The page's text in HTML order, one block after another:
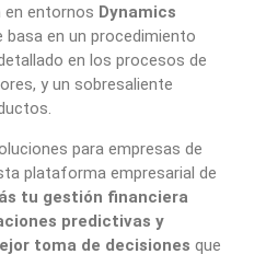
en entornos Dynamics
en un procedimiento
en los procesos de
y un sobresaliente
para empresas de
plataforma empresarial de
tu gestión financiera
predictivas y
toma de decisiones que